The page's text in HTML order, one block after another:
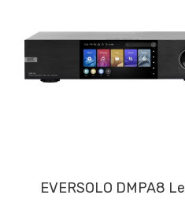
EVERSOLO DMPA8